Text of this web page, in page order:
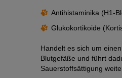
Antihistaminika (H1-
Glukokortikoide
Handelt es sich um
Blutgefäße und führt
Sauerstoffsättigung